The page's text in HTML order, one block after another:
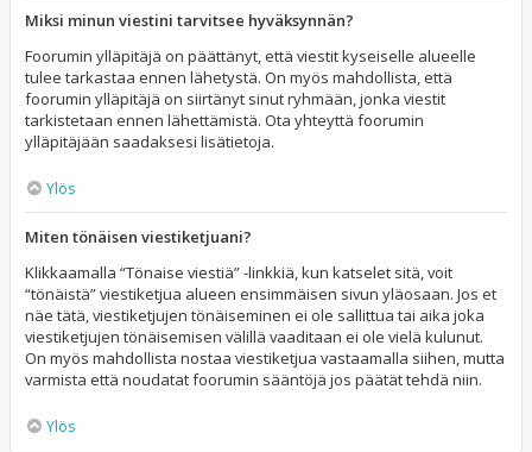
Miksi minun viestini tarvitsee hyväksynnän?
Foorumin ylläpitäjä on päättänyt, että viestit kyseiselle alueelle
tulee tarkastaa ennen lähetystä. On myös mahdollista, että
foorumin ylläpitäjä on siirtänyt sinut ryhmään, jonka viestit
tarkistetaan ennen lähettämistä. Ota yhteyttä foorumin
ylläpitäjään saadaksesi lisätietoja.
Ylös
Miten tönäisen viestiketjuani?
Klikkaamalla “Tönaise viestiä” -linkkiä, kun katselet sitä, voit
“tönäistä” viestiketjua alueen ensimmäisen sivun yläosaan. Jos et
näe tätä, viestiketjujen tönäiseminen ei ole sallittua tai aika joka
viestiketjujen tönäisemisen välillä vaaditaan ei ole vielä kulunut.
On myös mahdollista nostaa viestiketjua vastaamalla siihen, mutta
varmista että noudatat foorumin sääntöjä jos päätät tehdä niin.
Ylös